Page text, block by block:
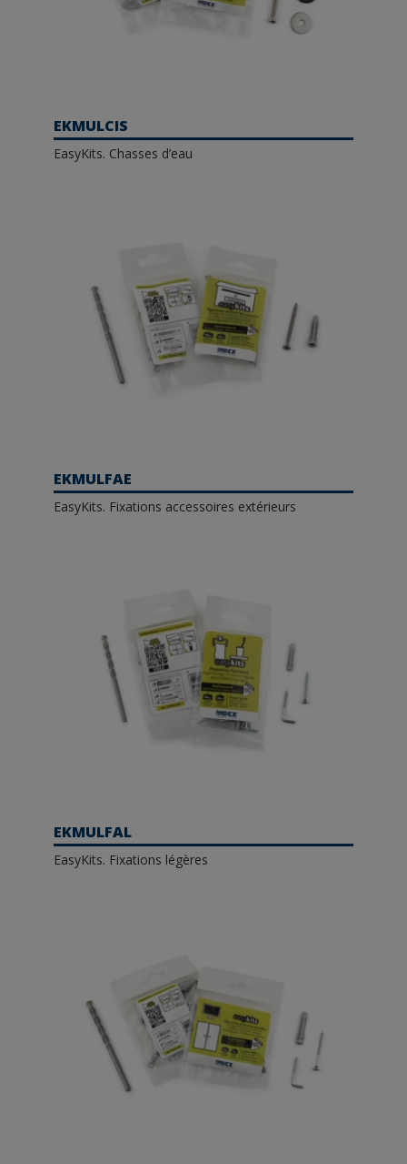
EKMULCIS
EasyKits. Chasses d’eau
EKMULFAE
EasyKits. Fixations accessoires extérieurs
EKMULFAL
EasyKits. Fixations légères